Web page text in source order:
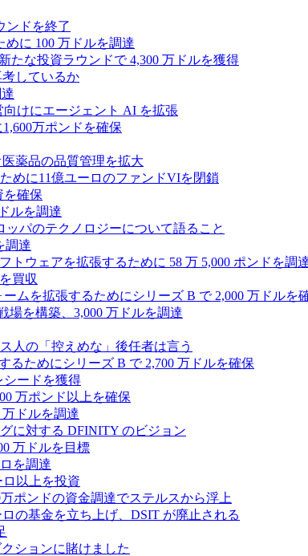
ンドを終了
めに 100 万ドルを調達
たな投資ラウンドで 4,300 万ドルを獲得
しているか
向けにエージェント AI を拡張
万ポンドを確保
医薬品の品質管理を拡大
めに11億ユーロのファンドVIを閉鎖
を確保
ルを調達
パのテクノロジーについて語ること
調達
トウェアを拡張するために 58 万 5,000 ポンドを調
買収
ムを拡張するためにシリーズ B で 2,000 万ドルを
場を構築、3,000 万ドルを調達
人の「控えめな」後任者は言う
るためにシリーズ B で 2,700 万ドルを確保
シードを獲得
万ポンド以上を確保
ドルを調達
に対する DFINITY のビジョン
万ドルを目標
を調達
以上を投資
ポンドの資金調達でステルスから浮上
の基金を立ち上げ、DSIT が廃止される
ションに賭けました